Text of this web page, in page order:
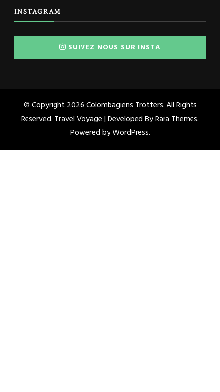
INSTAGRAM
SUIVEZ NOUS SUR INSTA
© Copyright 2026Colombagiens Trotters. All Rights
Reserved. Travel Voyage | Developed ByRara Themes.
Powered byWordPress.